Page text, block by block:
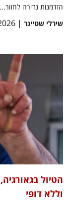
הזדמנות נדירה לחזור...
שירלי שטיינר | 23.07.2026
הטיול
וללא דופי